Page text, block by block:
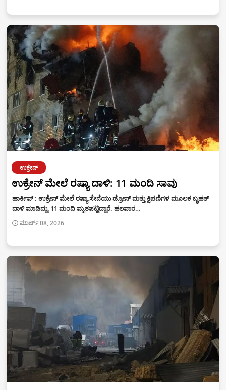
ಉಕ್ರೇನ್
ಉಕ್ರೇನ್ ಮೇಲೆ ರಷ್ಯಾ ದಾಳಿ: 11 ಮಂದಿ ಸಾವು
ಹಾರ್ಕಿವ್‌ : ಉಕ್ರೇನ್‌ ಮೇಲೆ ರಷ್ಯಾ ಸೇನೆಯು ಡ್ರೋನ್‌ ಮತ್ತು ಕ್ಷಿಪಣಿಗಳ ಮೂಲಕ ಬೃಹತ್‌
ದಾಳಿ ಮಾಡಿದ್ದು, 11 ಮಂದಿ ಮೃತಪಟ್ಟಿದ್ದಾರೆ. ಹಲವಾರ…
ಮಾರ್ಚ್ 08, 2026